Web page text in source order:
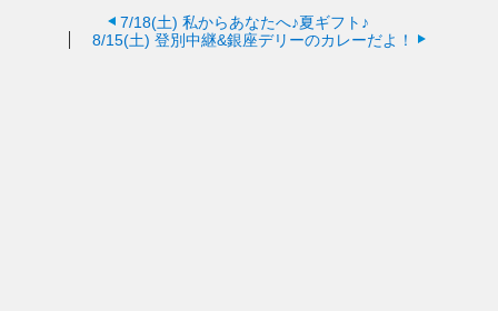
7/18(土) 私からあなたへ♪夏ギフト♪
8/15(土) 登別中継&銀座デリーのカレーだよ！